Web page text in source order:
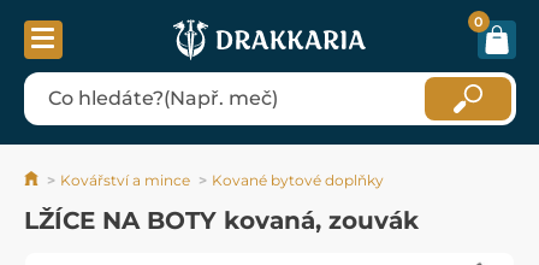
0
Kovářství a mince Kované bytové doplňky
LŽÍCE NA BOTY kovaná, zouvák